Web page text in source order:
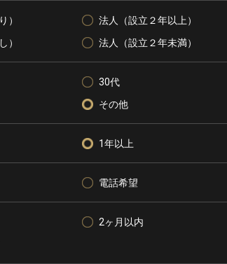
） 法人（設立２年以上）
）
法人（設立２年未満）
30代
その他
1年以上
電話希望
2ヶ月以内